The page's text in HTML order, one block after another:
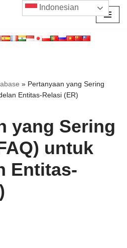
» Pertanyaan yang Sering
Entitas-Relasi (ER)
yang Sering
untuk
Entitas-
Indonesian